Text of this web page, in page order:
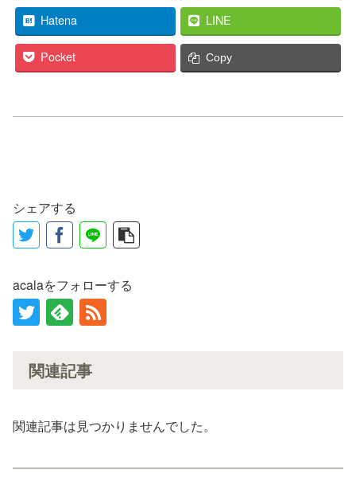
Hatena LINE
Pocket Copy
シェアする
acalaをフォローする
関連記事
関連記事は見つかりませんでした。